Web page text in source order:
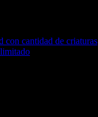
con cantidad de criaturas